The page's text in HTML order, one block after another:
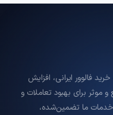
فالوور ایرانی، افزایش
و موثر برای بهبود تعاملات و
خدمات ما تضمین‌شده،